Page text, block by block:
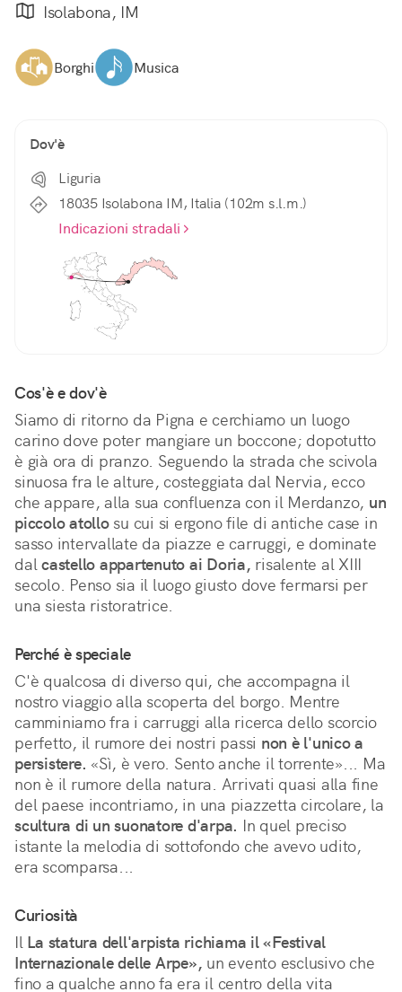
Isolabona, IM
Borghi Musica
Dov'è
Liguria
18035 Isolabona IM, Italia (102m s.l.m.)
Indicazioni stradali
Cos'è e dov'è
Siamo di ritorno da Pigna e cerchiamo un luogo
carino dove poter mangiare un boccone; dopotutto
è già ora di pranzo. Seguendo la strada che scivola
sinuosa fra le alture, costeggiata dal Nervia, ecco
che appare, alla sua confluenza con il Merdanzo, un
piccolo atollo su cui si ergono file di antiche case in
sasso intervallate da piazze e carruggi, e dominate
dal castello appartenuto ai Doria, risalente al XIII
secolo. Penso sia il luogo giusto dove fermarsi per
una siesta ristoratrice.
Perché è speciale
C'è qualcosa di diverso qui, che accompagna il
nostro viaggio alla scoperta del borgo. Mentre
camminiamo fra i carruggi alla ricerca dello scorcio
perfetto, il rumore dei nostri passi non è l'unico a
persistere. «Sì, è vero. Sento anche il torrente»... Ma
non è il rumore della natura. Arrivati quasi alla fine
scultura di un suonatore d'arpa. In quel preciso
istante la melodia di sottofondo che avevo udito,
era scomparsa...
Curiosità
Il La statura dell'arpista richiama il «Festival
Internazionale delle Arpe», un evento esclusivo che
fino a qualche anno fa era il centro della vita